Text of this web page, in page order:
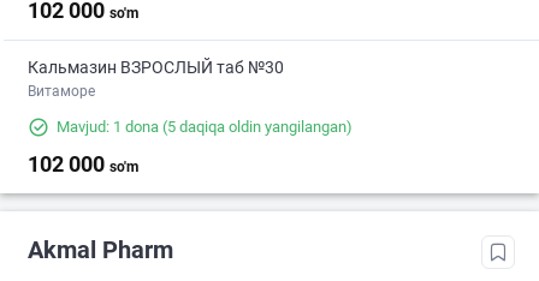
102 000 so'm
Кальмазин ВЗРОСЛЫЙ таб №30
Витаморе
Mavjud: 1 dona (5 daqiqa oldin yangilangan)
102 000 so'm
Akmal Pharm